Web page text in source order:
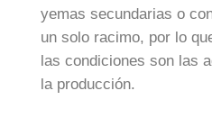
yemas secundarias o
un solo racimo, por lo
las condiciones son las
la producción.